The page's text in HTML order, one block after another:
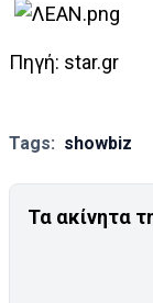
Πηγή: star.gr
Tags: showbiz
Τα ακίνητα